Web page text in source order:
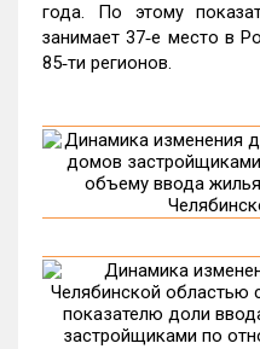
года. По этому
занимает 37‑е место в
85‑ти регионов.